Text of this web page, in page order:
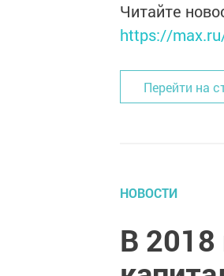
Читайте
https://
Перейти на
НОВОСТИ
В 2018